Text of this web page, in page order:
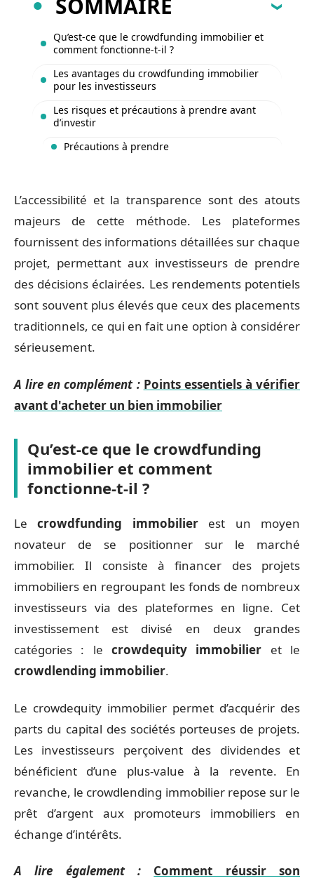
Qu’est-ce que le crowdfunding immobilier et
comment fonctionne-t-il ?
Les avantages du crowdfunding immobilier
pour les investisseurs
Les risques et précautions à prendre avant
d’investir
Précautions à prendre
L’accessibilité et la transparence sont des atouts
majeurs de cette méthode. Les plateformes
fournissent des informations détaillées sur chaque
projet, permettant aux investisseurs de prendre
des décisions éclairées. Les rendements potentiels
sont souvent plus élevés que ceux des placements
traditionnels, ce qui en fait une option à considérer
sérieusement.
A lire en complément : Points essentiels à vérifier
avant d'acheter un bien immobilier
Qu’est-ce que le crowdfunding
immobilier et comment
fonctionne-t-il ?
Lecrowdfunding immobilierest un moyen
novateur de se positionner sur le marché
immobilier. Il consiste à financer des projets
immobiliers en regroupant les fonds de nombreux
investisseurs via des plateformes en ligne. Cet
investissement est divisé en deux grandes
catégories : le crowdequity immobilier et le
crowdlending immobilier.
Le crowdequity immobilier permet d’acquérir des
parts du capital des sociétés porteuses de projets.
Les investisseurs perçoivent des dividendes et
bénéficient d’une plus-value à la revente. En
revanche, le crowdlending immobilier repose sur le
prêt d’argent aux promoteurs immobiliers en
échange d’intérêts.
A lire également :
Comment réussir son